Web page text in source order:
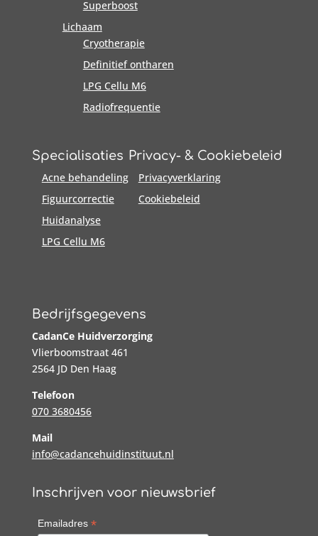
Superboost
Lichaam
Cryotherapie
Definitief ontharen
LPG Cellu M6
Radiofrequentie
Specialisaties
Acne behandeling
Figuurcorrectie
Huidanalyse
LPG Cellu M6
Privacy- & Cookiebeleid
Privacyverklaring
Cookiebeleid
Bedrijfsgegevens
CadanCe Huidverzorging
Vlierboomstraat 461
2564 JD Den Haag
Telefoon
070 3680456
Mail
info@cadancehuidinstituut.nl
Inschrijven voor nieuwsbrief
Emailadres *